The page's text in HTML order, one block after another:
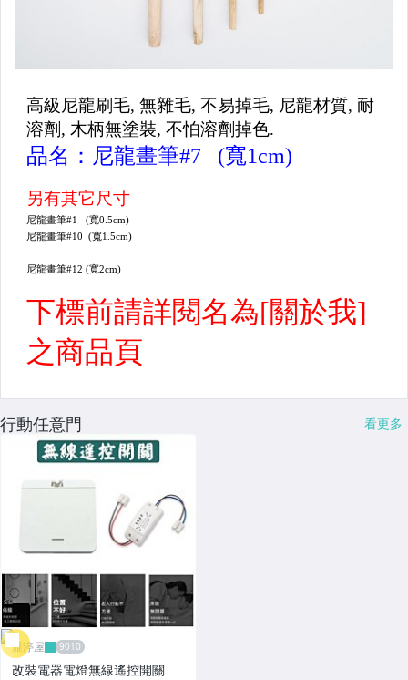
行動任意門 看更多
雁渟屋
改裝電器電燈無線遙控開關